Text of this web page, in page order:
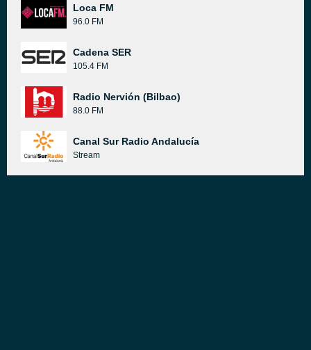
Loca FM
96.0 FM
Cadena SER
105.4 FM
Radio Nervión (Bilbao)
88.0 FM
Canal Sur Radio Andalucía
Stream